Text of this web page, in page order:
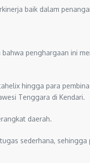
baik dalam
penghargaan ini
hingga para
Tenggara di Kendari.
daerah.
sederhana, sehingga